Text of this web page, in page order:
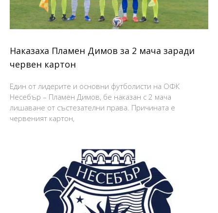
Наказаха Пламен Димов за 2 мача заради
червен картон
Един от лидерите и основни футболисти на ОФК
Несебър – Пламен Димов, бе наказан с 2 мача
лишаване от състезателни права. Причината е
червеният картон,